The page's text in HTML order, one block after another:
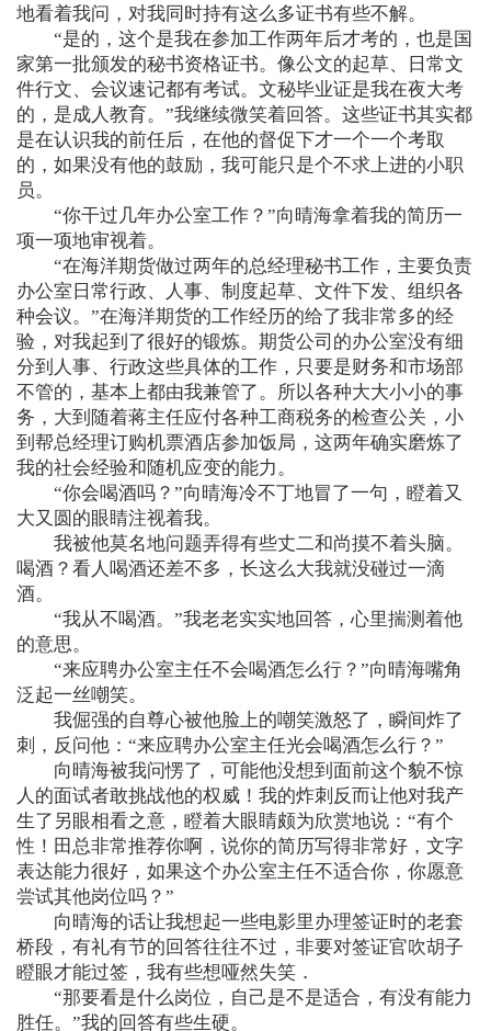
地看着我问，对我同时持有这么多证书有些不解。
“是的，这个是我在参加工作两年后才考的，也是国
家第一批颁发的秘书资格证书。像公文的起草、日常文
件行文、会议速记都有考试。文秘毕业证是我在夜大考
的，是成人教育。”我继续微笑着回答。这些证书其实都
是在认识我的前任后，在他的督促下才一个一个考取
的，如果没有他的鼓励，我可能只是个不求上进的小职
员。
“你干过几年办公室工作？”向晴海拿着我的简历一
项一项地审视着。
“在海洋期货做过两年的总经理秘书工作，主要负责
办公室日常行政、人事、制度起草、文件下发、组织各
种会议。”在海洋期货的工作经历的给了我非常多的经
验，对我起到了很好的锻炼。期货公司的办公室没有细
分到人事、行政这些具体的工作，只要是财务和市场部
不管的，基本上都由我兼管了。所以各种大大小小的事
务，大到随着蒋主任应付各种工商税务的检查公关，小
到帮总经理订购机票酒店参加饭局，这两年确实磨炼了
我的社会经验和随机应变的能力。
“你会喝酒吗？”向晴海冷不丁地冒了一句，瞪着又
大又圆的眼睛注视着我。
我被他莫名地问题弄得有些丈二和尚摸不着头脑。
喝酒？看人喝酒还差不多，长这么大我就没碰过一滴
酒。
“我从不喝酒。”我老老实实地回答，心里揣测着他
的意思。
“来应聘办公室主任不会喝酒怎么行？”向晴海嘴角
泛起一丝嘲笑。
我倔强的自尊心被他脸上的嘲笑激怒了，瞬间炸了
刺，反问他：“来应聘办公室主任光会喝酒怎么行？”
向晴海被我问愣了，可能他没想到面前这个貌不惊
人的面试者敢挑战他的权威！我的炸刺反而让他对我产
生了另眼相看之意，瞪着大眼睛颇为欣赏地说：“有个
性！田总非常推荐你啊，说你的简历写得非常好，文字
表达能力很好，如果这个办公室主任不适合你，你愿意
尝试其他岗位吗？”
向晴海的话让我想起一些电影里办理签证时的老套
桥段，有礼有节的回答往往不过，非要对签证官吹胡子
瞪眼才能过签，我有些想哑然失笑．
“那要看是什么岗位，自己是不是适合，有没有能力
胜任。”我的回答有些生硬。